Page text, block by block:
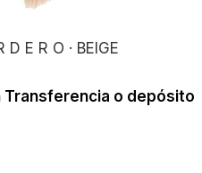
D E R O · BEIGE
Transferencia o depósito